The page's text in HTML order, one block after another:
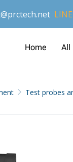
Home All
Test probes